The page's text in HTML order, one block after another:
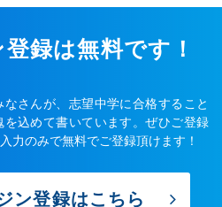
録は無料です！
さんが、志望中学に合格すること
込めて書いています。ぜひご登録
力のみで無料でご登録頂けます！
ン登録はこちら